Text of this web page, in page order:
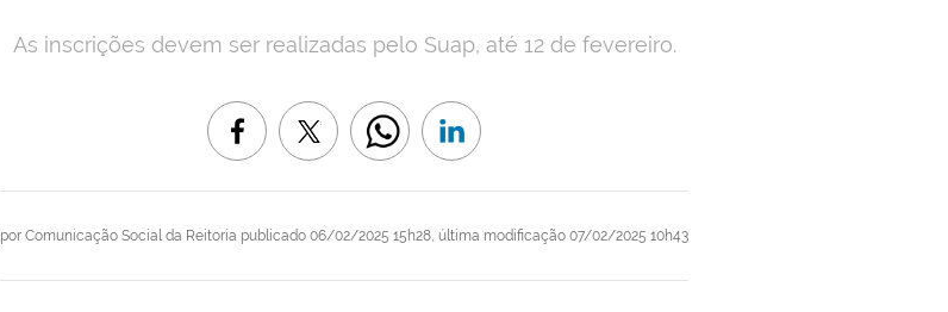
por Comunicação Social da Reitoria publicado 06/02/2025 15h28, última modificação 07/02/2025 10h43
As inscrições devem ser realizadas pelo Suap, até 12 de fevereiro.